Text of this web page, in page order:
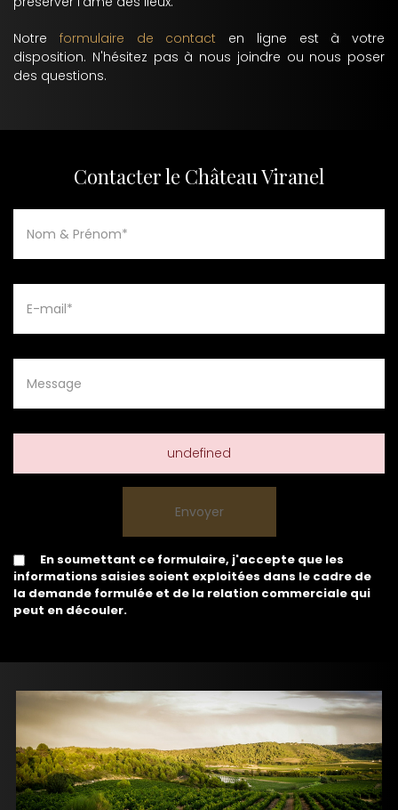
Notre formulaire de contact en ligne est à votre
disposition. N'hésitez pas à nous joindre ou nous poser
des questions.
Contacter le Château Viranel
undefined
En soumettant ce formulaire, j'accepte que les
informations saisies soient exploitées dans le cadre de
la demande formulée et de la relation commerciale qui
peut en découler.